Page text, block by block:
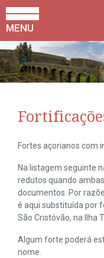
MENU
Fortes açorianos com
Na listagem seguinte
redutos quando
documentos. Por
é aqui substituída por
São Cristóvão, na Ilha
Algum forte poderá
nome.